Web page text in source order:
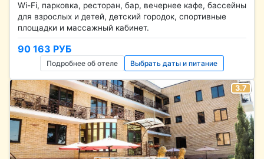
Wi-Fi, парковка, ресторан, бар, вечернее кафе, бассейны
для взрослых и детей, детский городок, спортивные
площадки и массажный кабинет.
90 163 РУБ
Подробнее об отеле Выбрать даты и питание
3.7